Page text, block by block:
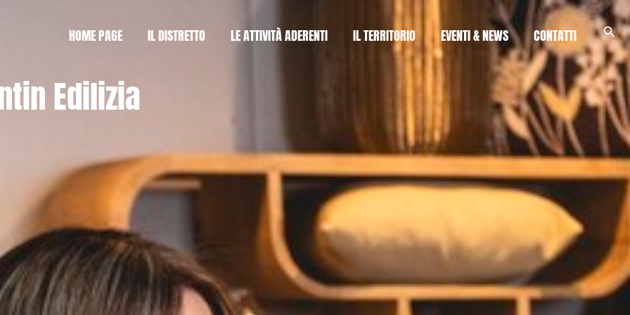
HOME PAGE IL DISTRETTO LE ATTIVITÀ ADERENTI IL TERRITORIO EVENTI & NEWS CONTATTI
Edilizia